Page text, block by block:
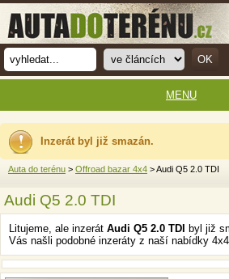
Inzerát byl již smazán.
Auta do terénu > Offroad bazar 4x4 > Audi Q5 2.0 TDI
Audi Q5 2.0 TDI
Litujeme, ale inzerát Audi Q5 2.0 TDI
byl již
Vás našli podobné inzeráty z naší nabídky
MENU